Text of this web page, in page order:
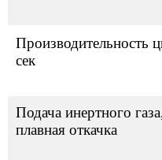
Производительность
сек
Подача инертного
плавная откачка